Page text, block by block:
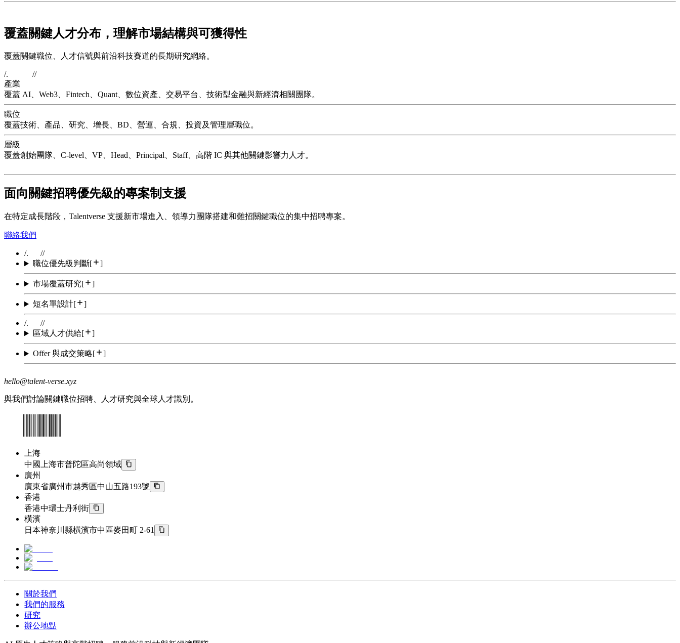
覆蓋關鍵人才分布， 理解市場結構與可獲得性
覆蓋關鍵職位、人才信號與前沿科技賽道的長期研究網絡。
/.
//
產業
覆蓋 AI、Web3、Fintech、Quant、數位資產、交易平台、技術型金融與新經濟相關團隊。
職位
覆蓋技術、產品、研究、增長、BD、營運、合規、投資及管理層職位。
層級
覆蓋創始團隊、C-level、VP、Head、Principal、Staff、高階 IC 與其他關鍵影響力人才。
面向關鍵招聘優先級的專案制支援
在特定成長階段，Talentverse 支援新市場進入、領導力團隊搭建和難招關鍵職位的集中招聘專案。
聯絡我們
/.
//
職位優先級判斷[ ]
市場覆蓋研究[ ]
短名單設計[ ]
/.
//
區域人才供給[ ]
Offer 與成交策略[ ]
hello@talent-verse.xyz
與我們討論關鍵職位招聘、人才研究與全球人才識別。
上海
中國上海市普陀區高尚領域
廣州
廣東省廣州市越秀區中山五路193號
香港
香港中環士丹利街
橫濱
日本神奈川縣橫濱市中區麥田町 2-61
關於我們
我們的服務
研究
辦公地點